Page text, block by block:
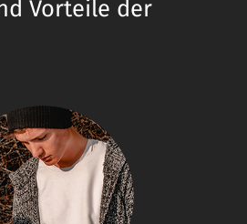
Vorteile der